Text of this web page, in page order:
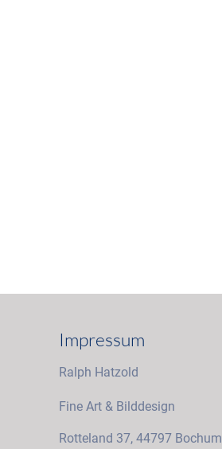
Impressum
Ralph Hatzold
Fine Art & Bilddesign
Rotteland 37, 44797 Bochum